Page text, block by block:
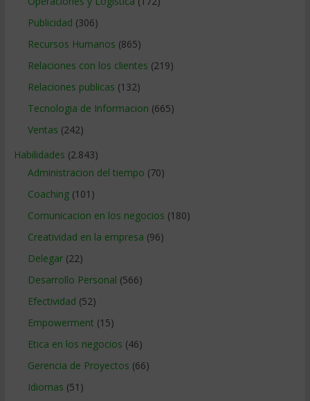
Publicidad (306)
Recursos Humanos (865)
Relaciones con los clientes (219)
Relaciones publicas (132)
Tecnologia de Informacion (665)
Ventas (242)
Habilidades (2.843)
Administracion del tiempo (70)
Coaching(101)
Comunicacion en los negocios (180)
Creatividad en la empresa (96)
Delegar(22)
Desarrollo Personal (566)
Efectividad (52)
Empowerment (15)
Etica en los negocios (46)
Gerencia de Proyectos (66)
Idiomas (51)